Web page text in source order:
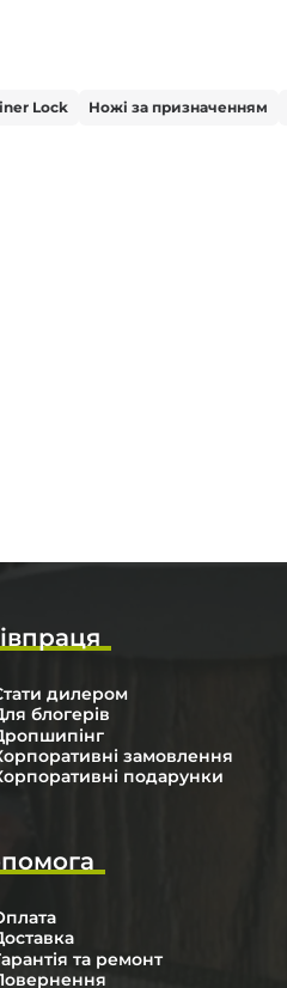
Lock Ножі за призначенням
дилером
блогерів
замовлення
подарунки
та ремонт